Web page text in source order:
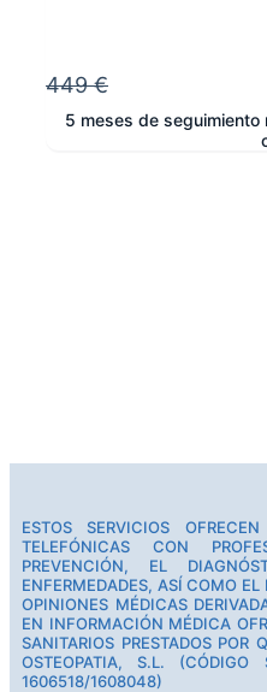
449 €
5 meses de seguimiento
ESTOS SERVICIOS
TELEFÓNICAS CON
PREVENCIÓN, EL
ENFERMEDADES, ASÍ COMO
OPINIONES MÉDICAS
EN INFORMACIÓN MÉDICA
SANITARIOS PRESTADOS POR
OSTEOPATIA, S.L. (CÓDIGO
1606518/1608048)